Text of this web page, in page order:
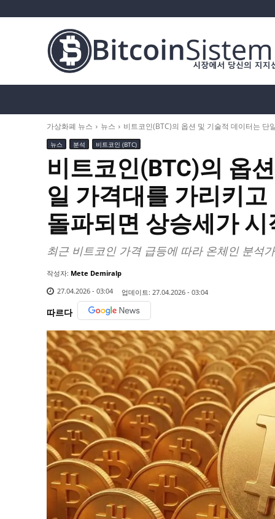
가상화폐 뉴스 뉴스 비트코인(BTC)의 옵션 및 기술적 데이터는
뉴스 분석 비트코인 (BTC)
비트코인(BTC)의 옵
일 가격대를 가리키
돌파되면 상승세가 시
최근 비트코인 가격 급등에 따라 온체인 분석
작성자: Mete Demiralp
27.04.2026 - 03:04
업데이트: 27.04.2026 - 03:04
따르다